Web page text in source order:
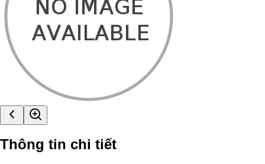
Thông tin chi tiết